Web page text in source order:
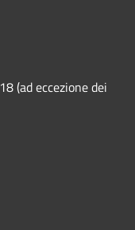
(ad eccezione dei